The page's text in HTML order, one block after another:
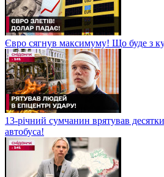
Євро сягнув максимуму! Що буде з
13-річний сумчанин врятував
автобуса!